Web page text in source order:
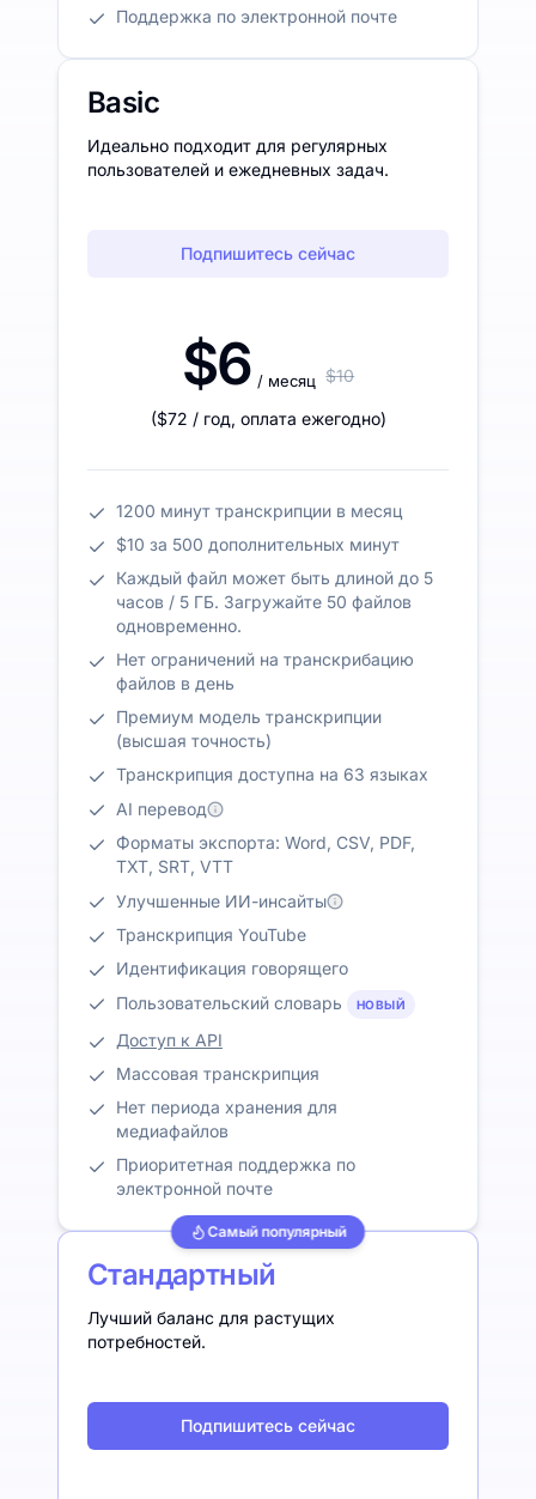
Поддержка по электронной почте
Basic
Идеально подходит для регулярных
пользователей и ежедневных задач.
Подпишитесь сейчас
$6 / месяц $10
($72 / год, оплата ежегодно)
1200 минут транскрипции в месяц
$10 за 500 дополнительных минут
Каждый файл может быть длиной до 5
часов / 5 ГБ. Загружайте 50 файлов
одновременно.
Нет ограничений на транскрибацию
файлов в день
Премиум модель транскрипции
(высшая точность)
Транскрипция доступна на 63 языках
AI перевод
Форматы экспорта: Word, CSV, PDF,
TXT, SRT, VTT
Улучшенные ИИ-инсайты
Транскрипция YouTube
Идентификация говорящего
Пользовательский словарь
НОВЫЙ
Доступ к API
Массовая транскрипция
Нет периода хранения для
медиафайлов
Приоритетная поддержка по
электронной почте
Самый популярный
Стандартный
Лучший баланс для растущих
потребностей.
Подпишитесь сейчас